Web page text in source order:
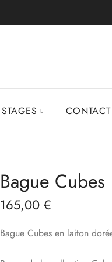
STAGES CONTACT
Bague
165,00 €
Bague Cubes en laiton